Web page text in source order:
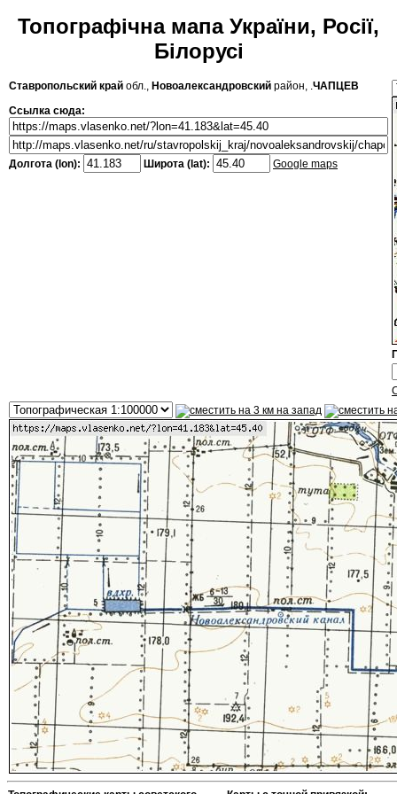
Топографічна мапа України, Росії,
Білорусі
Ставропольский край обл., Новоалександровский район, .ЧАПЦЕВ
Ссылка сюда:
Долгота (lon): Широта (lat): Google maps